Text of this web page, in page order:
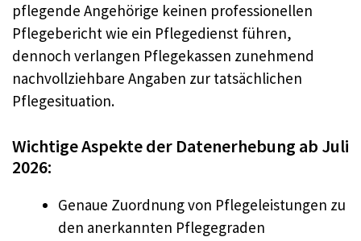
pflegende Angehörige keinen professionellen
Pflegebericht wie ein Pflegedienst führen,
dennoch verlangen Pflegekassen zunehmend
nachvollziehbare Angaben zur tatsächlichen
Pflegesituation.
Wichtige Aspekte der Datenerhebung ab Juli
2026:
Genaue Zuordnung von Pflegeleistungen zu
den anerkannten Pflegegraden